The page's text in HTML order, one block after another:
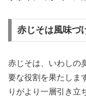
赤じそは風味づ
赤じそは、いわしの
要な役割を果たしま
りがより一層引き立